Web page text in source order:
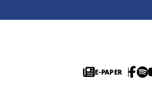
E-PAPER